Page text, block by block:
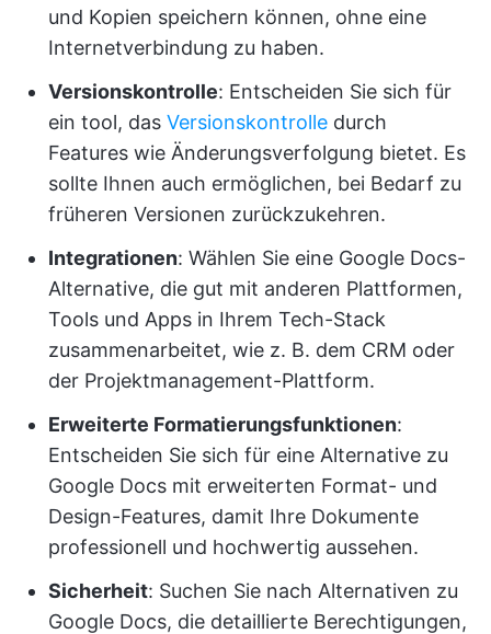
und Kopien speichern können, ohne eine
Internetverbindung zu haben.
Versionskontrolle: Entscheiden Sie sich für
ein tool, das Versionskontrolle durch
Features wie Änderungsverfolgung bietet. Es
sollte Ihnen auch ermöglichen, bei Bedarf zu
früheren Versionen zurückzukehren.
Integrationen: Wählen Sie eine Google Docs-
Alternative, die gut mit anderen Plattformen,
Tools und Apps in Ihrem Tech-Stack
zusammenarbeitet, wie z. B. dem CRM oder
der Projektmanagement-Plattform.
Erweiterte Formatierungsfunktionen:
Entscheiden Sie sich für eine Alternative zu
Google Docs mit erweiterten Format- und
Design-Features, damit Ihre Dokumente
professionell und hochwertig aussehen.
Sicherheit: Suchen Sie nach Alternativen zu
Google Docs, die detaillierte Berechtigungen,